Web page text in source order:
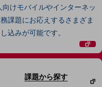
けモバイルやインターネッ
課題にお応えするさまざま
込みが可能です。
課題から探す